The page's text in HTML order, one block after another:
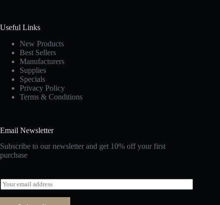
Useful Links
New Products
Best Sellers
Manufacturers
Supplies
Specials
Privacy Policy
Terms & Conditions
Email Newsletter
Subscribe to our newsletter and get 10% off your first
purchase
E
m
a